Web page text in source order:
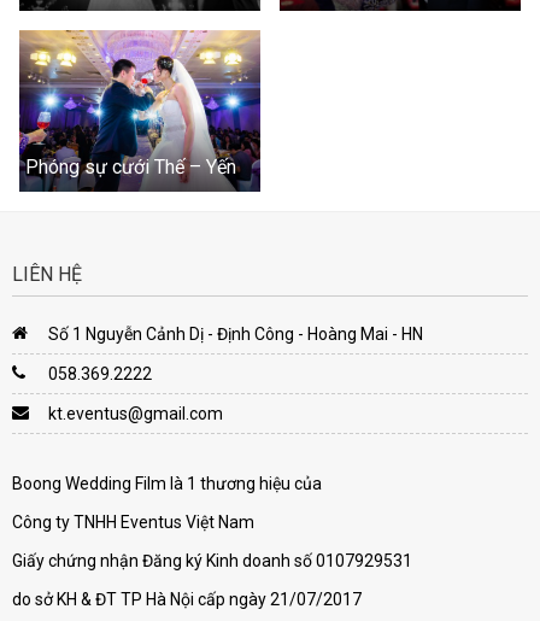
Phóng sự cưới Thế – Yến
LIÊN HỆ
Số 1 Nguyễn Cảnh Dị - Định Công - Hoàng Mai - HN
058.369.2222
kt.eventus@gmail.com
Boong Wedding Film là 1 thương hiệu của
Công ty TNHH Eventus Việt Nam
Giấy chứng nhận Đăng ký Kinh doanh số 0107929531
do sở KH & ĐT TP Hà Nội cấp ngày 21/07/2017